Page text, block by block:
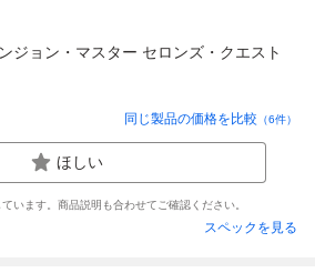
ンジョン・マスター セロンズ・クエスト
同じ製品の価格を比較 （6件）
ほしい
います。商品説明も合わせてご確認ください。
スペックを見る